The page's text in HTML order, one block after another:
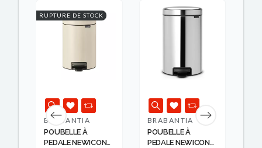
RUPTURE DE STOCK
BRABANTIA
POUBELLE À
PEDALE NEWICON
BRABANTIA
POUBELLE À
PEDALE NEWICON